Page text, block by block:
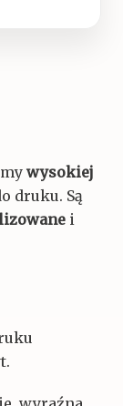
wysokiej
druku. Są
i